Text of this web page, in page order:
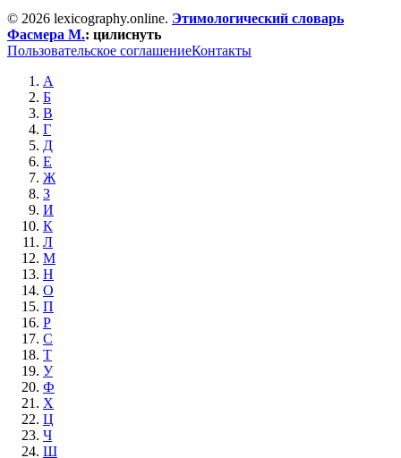
© 2026 lexicography.online. Этимологический словарь
Фасмера М.: цилиснуть
Пользовательское соглашениеКонтакты
А
Б
В
Г
Д
Е
Ж
З
И
К
Л
М
Н
О
П
Р
С
Т
У
Ф
Х
Ц
Ч
Ш